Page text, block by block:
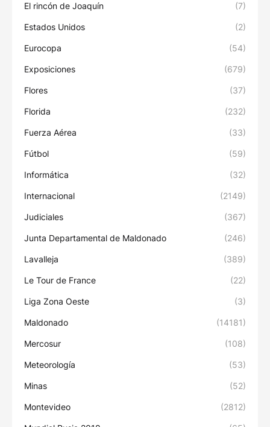
El rincón de Joaquín (7)
Estados Unidos (2)
Eurocopa (54)
Exposiciones (679)
Flores (37)
Florida (232)
Fuerza Aérea (33)
Fútbol (59)
Informática (32)
Internacional (2149)
Judiciales (367)
Junta Departamental de Maldonado (246)
Lavalleja (389)
Le Tour de France (22)
Liga Zona Oeste (3)
Maldonado (14181)
Mercosur (108)
Meteorología (53)
Minas (52)
Montevideo (2812)